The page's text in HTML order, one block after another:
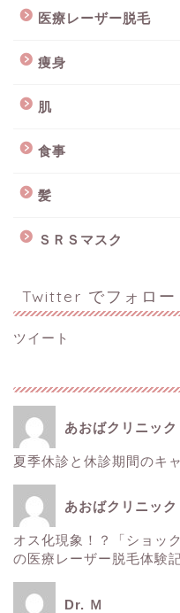
医療レーザー脱毛
痩身
肌
食事
髪
ＳＲＳマスク
Twitter でフォロー
ツイート
あおばクリニッ
夏季休診と休診期間のキ
あおばクリニッ
オス化現象！？「ショッ
の医療レーザー脱毛体験
Dr. Ｍ